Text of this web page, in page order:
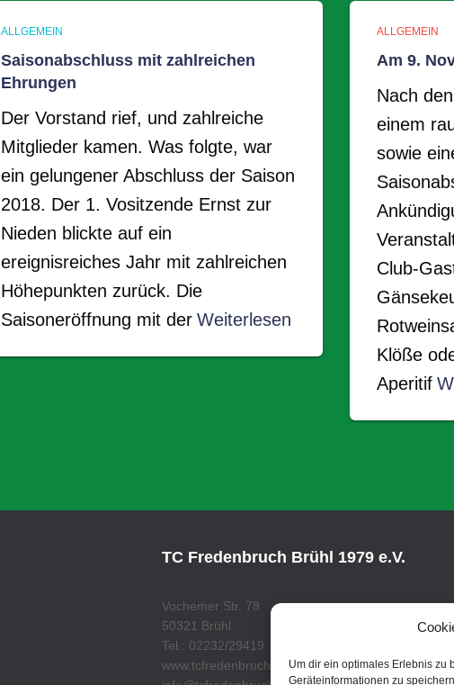
Um dir ein optimales Erlebnis zu
Geräteinformationen zu
ALLGEMEIN
Saisonabschluss mit zahlreichen
Ehrungen
Der Vorstand rief, und zahlreiche
Mitglieder kamen. Was folgte, war
ein gelungener Abschluss der Saison
2018. Der 1. Vositzende Ernst zur
Nieden blickte auf ein
ereignisreiches Jahr mit zahlreichen
Höhepunkten zurück. Die
Saisoneröffnung mit der Weiterlesen
ALLGEMEIN
Am 9.
Nach
einem
sowie
Club-
Klöße
Aperitif
TC Fredenbruch Brühl 1979 e.V.
Vochemer Str. 78
50321 Brühl
Tel.: 02232/29419
www.tcfredenbruch.de